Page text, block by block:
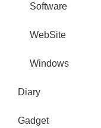
Software
WebSite
Windows
Diary
Gadget